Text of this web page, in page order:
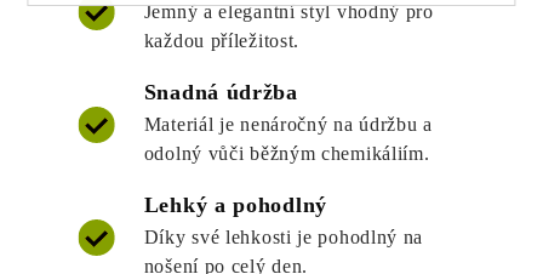
Jemný a elegantní styl vhodný pro
každou příležitost.
Snadná údržba
Materiál je nenáročný na údržbu a
odolný vůči běžným chemikáliím.
Lehký a pohodlný
Díky své lehkosti je pohodlný na
nošení po celý den.